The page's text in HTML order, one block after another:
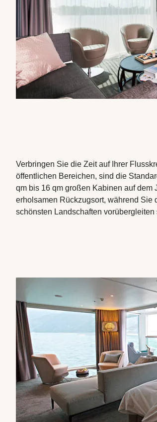
Verbringen Sie die Zeit auf Ihrer
öffentlichen Bereichen, sind die
qm bis 16 qm großen Kabinen auf dem
erholsamen Rückzugsort, während Sie
schönsten Landschaften vorübergleiten